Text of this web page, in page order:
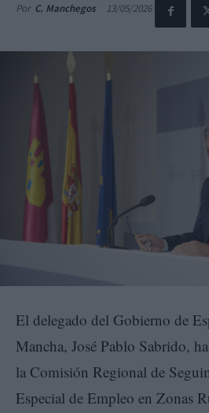
Por C. Manchegos 13/05/2026
El delegado del Gobierno de
Mancha, José Pablo Sabrido,
la Comisión Regional de
Especial de Empleo en Zonas